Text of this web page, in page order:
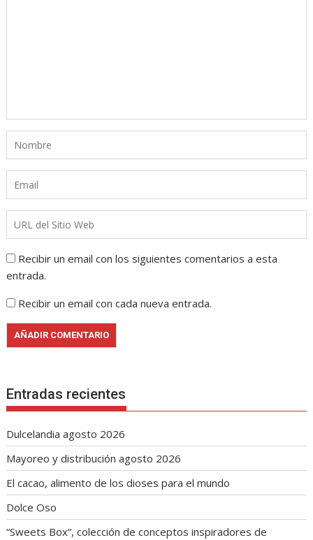
Recibir un email con los siguientes comentarios a esta
entrada.
Recibir un email con cada nueva entrada.
Entradas recientes
Dulcelandia agosto 2026
Mayoreo y distribución agosto 2026
El cacao, alimento de los dioses para el mundo
Dolce Oso
“Sweets Box”, colección de conceptos inspiradores de